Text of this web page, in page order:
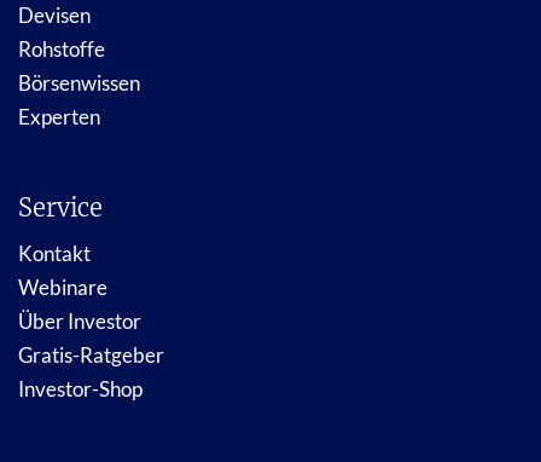
Devisen
Rohstoffe
Börsenwissen
Experten
Service
Kontakt
Webinare
Über Investor
Gratis-Ratgeber
Investor-Shop